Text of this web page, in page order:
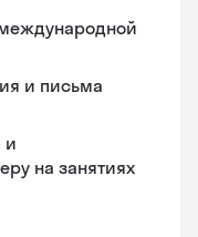
и письма
и
на занятиях